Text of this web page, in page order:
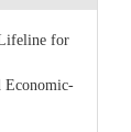
for
Economic-